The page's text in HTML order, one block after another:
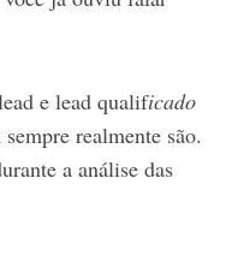
e lead qualificado
realmente são.
a análise das